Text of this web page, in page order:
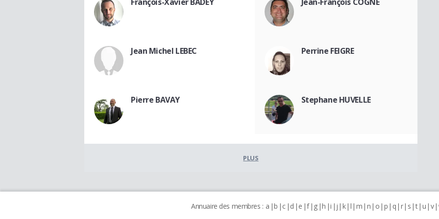
Jean Michel LEBEC Perrine FEIGRE
Pierre BAVAY Stephane HUVELLE
PLUS
Annuaire des membres : a b c d e f g h i j k l m n o p q r s t u v